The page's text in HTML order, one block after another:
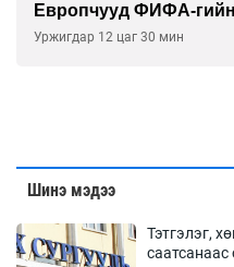
гийн боссын эсрэг
Шинэ мэдээ
Тэтгэлэг,